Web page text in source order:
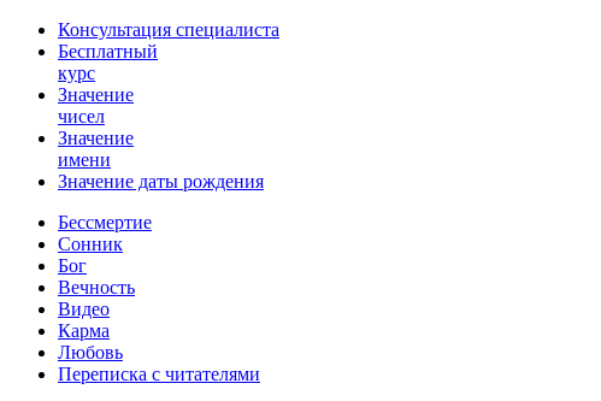
Консультация специалиста
Бесплатный
курс
Значение
чисел
Значение
имени
Значение даты рождения
Бессмертие
Сонник
Бог
Вечность
Видео
Карма
Любовь
Переписка с читателями